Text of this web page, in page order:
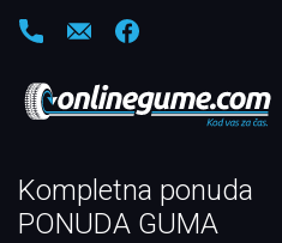
Kompletna ponuda
PONUDA GUMA